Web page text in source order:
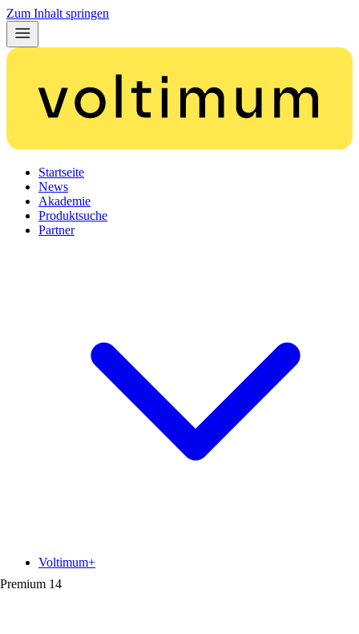
Zum Inhalt springen
Startseite
News
Akademie
Produktsuche
Partner
Premium 14
Voltimum+